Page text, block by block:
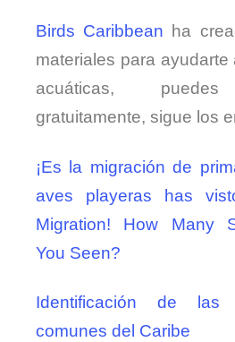
Birds Caribbean ha
materiales para ayudarte
acuáticas, puedes
gratuitamente, sigue los
¡Es la migración de
aves playeras has
Migration! How Many
You Seen?
Identificación de las
comunes del Caribe